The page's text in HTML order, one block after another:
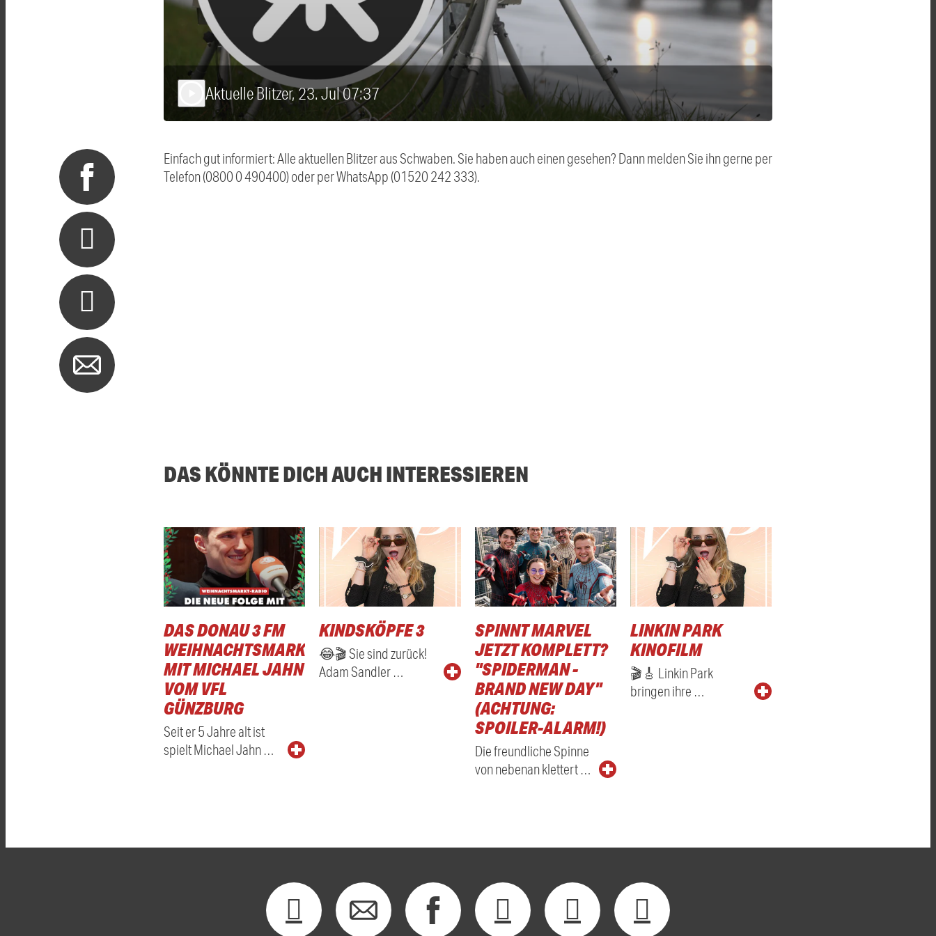
Aktuelle Blitzer, 23. Jul 07:37
Einfach gut informiert: Alle aktuellen Blitzer aus Schwaben. Sie haben auch einen gesehen? Dann melden Sie ihn gerne per
Telefon (0800 0 490400) oder per WhatsApp (01520 242 333).
DAS KÖNNTE DICH AUCH INTERESSIEREN
DAS DONAU 3 FM
WEIHNACHTSMARKTRADIO
MIT MICHAEL JAHN
VOM VFL
GÜNZBURG
Seit er 5 Jahre alt ist
spielt Michael Jahn …
KINDSKÖPFE 3
😂🎬 Sie sind zurück!
Adam Sandler …
SPINNT MARVEL
JETZT KOMPLETT?
"SPIDERMAN -
BRAND NEW DAY"
(ACHTUNG:
SPOILER-ALARM!)
Die freundliche Spinne
von nebenan klettert …
LINKIN PARK
KINOFILM
🎬🎸 Linkin Park
bringen ihre …